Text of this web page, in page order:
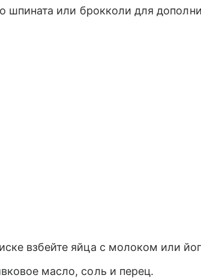
шпината или брокколи для
взбейте яйца с молоком или
масло, соль и перец.